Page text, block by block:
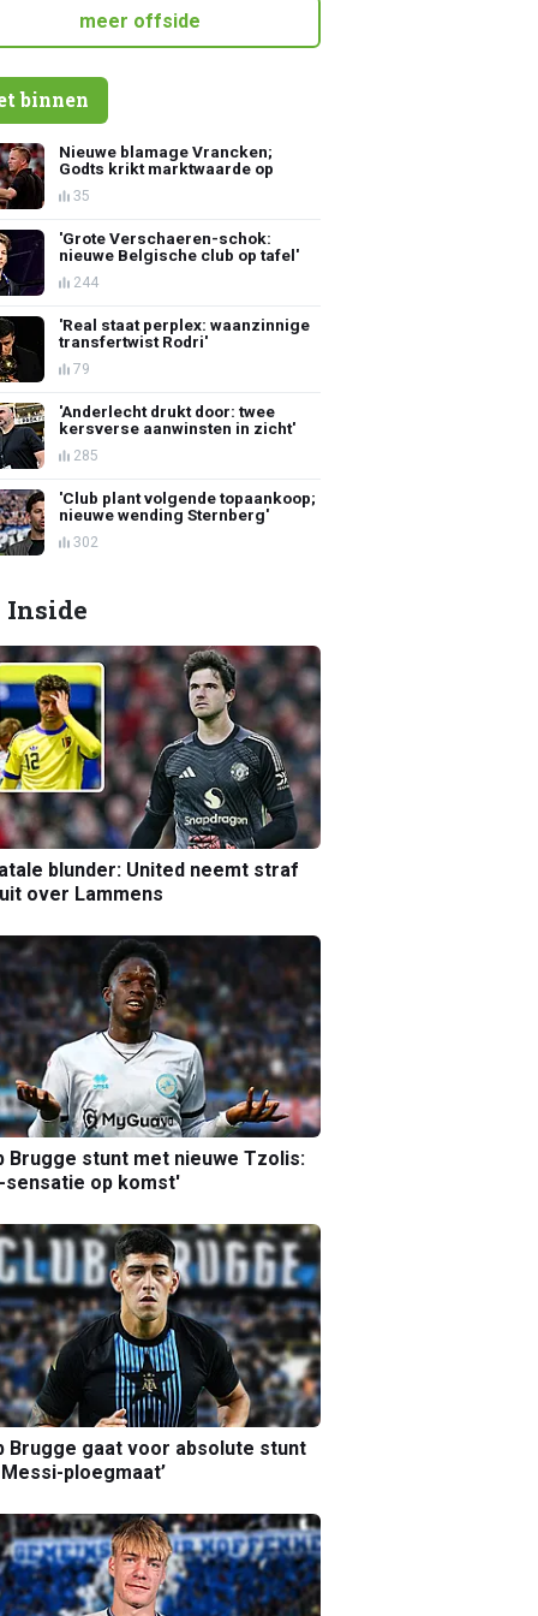
meer offside
binnen
Nieuwe blamage Vrancken;
Godts krikt marktwaarde op
35
'Grote Verschaeren-schok:
nieuwe Belgische club op tafel'
244
'Real staat perplex: waanzinnige
transfertwist Rodri'
79
'Anderlecht drukt door: twee
kersverse aanwinsten in zicht'
285
'Club plant volgende topaankoop;
nieuwe wending Sternberg'
302
Inside
blunder: United neemt straf
over Lammens
Brugge stunt met nieuwe Tzolis:
sensatie op komst'
Brugge gaat voor absolute stunt
ploegmaat’